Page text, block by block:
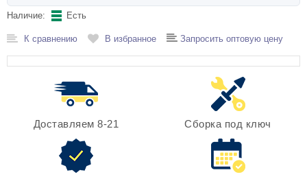
Наличие: Есть
К сравнению В избранное Запросить оптовую цену
Доставляем 8-21 Сборка под ключ